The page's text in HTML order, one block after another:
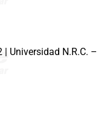
| Universidad N.R.C. –